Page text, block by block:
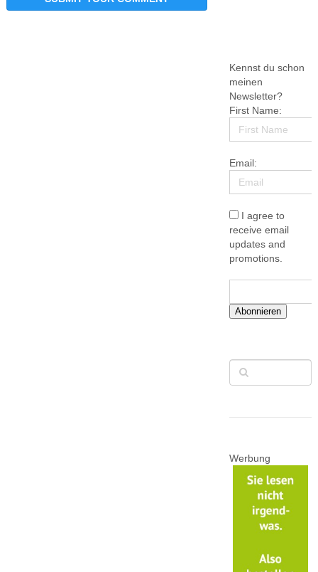
Kennst du schon
meinen
Newsletter?
First Name:
Email:
I agree to
receive email
updates and
promotions.
Abonnieren
Werbung